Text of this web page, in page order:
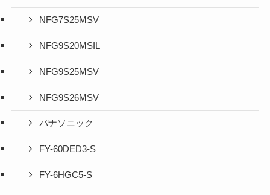
NFG7S25MSV
NFG9S20MSIL
NFG9S25MSV
NFG9S26MSV
パナソニック
FY-60DED3-S
FY-6HGC5-S